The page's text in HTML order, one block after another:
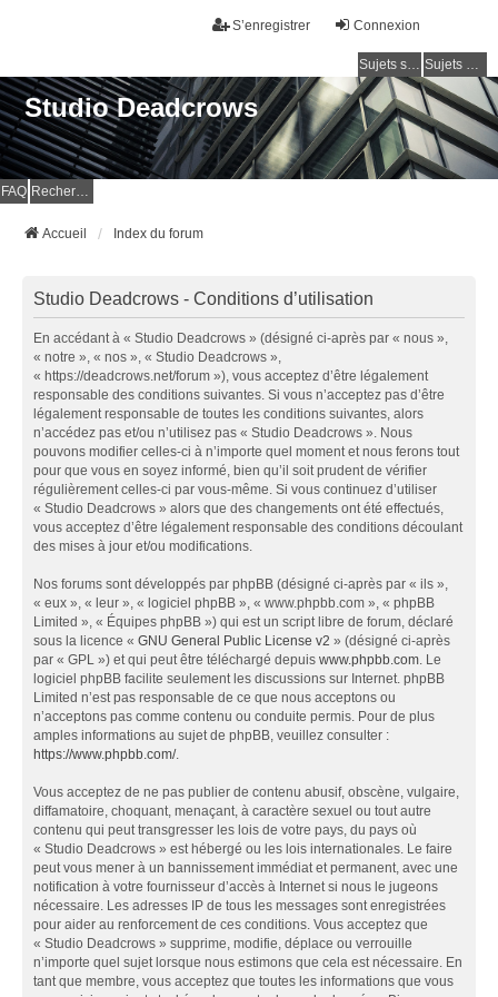
Connexion
S’enregistrer
Sujets sans réponse Sujets actifs
Studio Deadcrows
FAQ Rechercher
Accueil Index du forum
Studio Deadcrows - Conditions d’utilisation
En accédant à « Studio Deadcrows » (désigné ci-après par « nous »,
« notre », « nos », « Studio Deadcrows »,
« https://deadcrows.net/forum »), vous acceptez d’être légalement
responsable des conditions suivantes. Si vous n’acceptez pas d’être
légalement responsable de toutes les conditions suivantes, alors
n’accédez pas et/ou n’utilisez pas « Studio Deadcrows ». Nous
pouvons modifier celles-ci à n’importe quel moment et nous ferons tout
pour que vous en soyez informé, bien qu’il soit prudent de vérifier
régulièrement celles-ci par vous-même. Si vous continuez d’utiliser
« Studio Deadcrows » alors que des changements ont été effectués,
vous acceptez d’être légalement responsable des conditions découlant
des mises à jour et/ou modifications.
Nos forums sont développés par phpBB (désigné ci-après par « ils »,
« eux », « leur », « logiciel phpBB », « www.phpbb.com », « phpBB
Limited », « Équipes phpBB ») qui est un script libre de forum, déclaré
sous la licence « GNU General Public License v2 » (désigné ci-après
par « GPL ») et qui peut être téléchargé depuis www.phpbb.com. Le
logiciel phpBB facilite seulement les discussions sur Internet. phpBB
Limited n’est pas responsable de ce que nous acceptons ou
n’acceptons pas comme contenu ou conduite permis. Pour de plus
amples informations au sujet de phpBB, veuillez consulter :
https://www.phpbb.com/.
Vous acceptez de ne pas publier de contenu abusif, obscène, vulgaire,
diffamatoire, choquant, menaçant, à caractère sexuel ou tout autre
contenu qui peut transgresser les lois de votre pays, du pays où
« Studio Deadcrows » est hébergé ou les lois internationales. Le faire
peut vous mener à un bannissement immédiat et permanent, avec une
notification à votre fournisseur d’accès à Internet si nous le jugeons
nécessaire. Les adresses IP de tous les messages sont enregistrées
pour aider au renforcement de ces conditions. Vous acceptez que
« Studio Deadcrows » supprime, modifie, déplace ou verrouille
n’importe quel sujet lorsque nous estimons que cela est nécessaire. En
tant que membre, vous acceptez que toutes les informations que vous